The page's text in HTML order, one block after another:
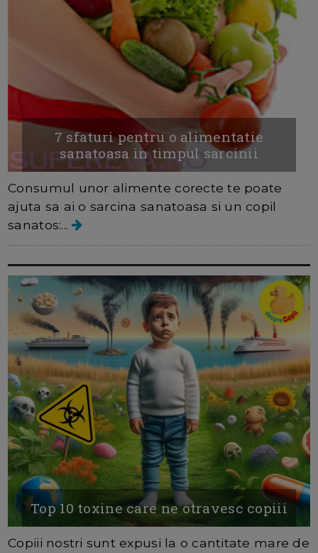
7 sfaturi pentru o alimentatie
sanatoasa in timpul sarcinii
Consumul unor alimente corecte te poate
ajuta sa ai o sarcina sanatoasa si un copil
sanatos:...
Top 10 toxine care ne otravesc copiii
Copiii nostri sunt expusi la o cantitate mare de